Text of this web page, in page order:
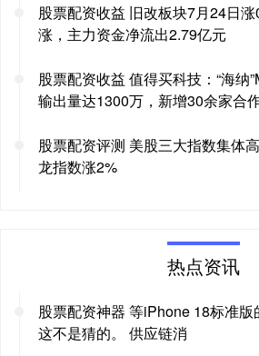
股票配资收益 旧改板块7月24日
涨，主力资金净流出2.79亿元
股票配资收益 值得买科技：“海纳
输出量达1300万，新增30余家合
股票配资评测 美股三大指数集体
龙指数涨2%
热点资讯
股票配资神器 等iPhone 18标准版
这不是猜的。 供应链消